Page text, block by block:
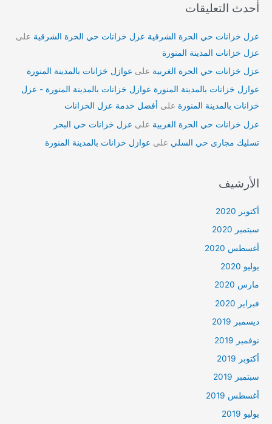
أحدث التعليقات
عزل خزانات حي الحرة الشرقية عزل خزانات حي الحرة الشرقية على
عزل خزانات المدينة المنورة
عزل خزانات حي الحرة الغربية على عوازل خزانات بالمدينة المنورة
عوازل خزانات بالمدينة المنورة عوازل خزانات بالمدينة المنورة - عزل
خزانات بالمدينة المنورة على أفضل خدمة عزل الخزانات
عزل خزانات حي الحرة الغربية على عزل خزانات حي البحر
تسليك مجارى حي السلي على عوازل خزانات بالمدينة المنورة
الأرشيف
أكتوبر 2020
سبتمبر 2020
أغسطس 2020
يوليو 2020
مارس 2020
فبراير 2020
ديسمبر 2019
نوفمبر 2019
أكتوبر 2019
سبتمبر 2019
أغسطس 2019
يوليو 2019